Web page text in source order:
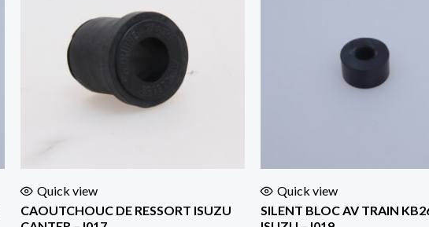
Quick view
CAOUTCHOUC DE RESSORT ISUZU
Quick view
SILENT BLOC AV TRAIN